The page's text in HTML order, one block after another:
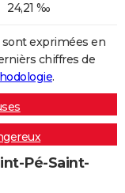
24,21 ‰
sont exprimées en
chiffres de
.
Pé-Saint-